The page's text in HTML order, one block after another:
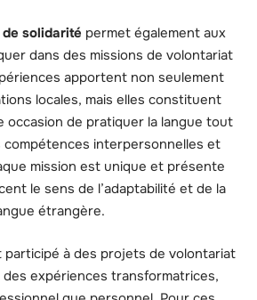
solidarité permet également aux
dans des missions de volontariat
apportent non seulement
locales, mais elles constituent
occasion de pratiquer la langue tout
interpersonnelles et
mission est unique et présente
le sens de l’adaptabilité et de la
étrangère.
à des projets de volontariat
expériences transformatrices,